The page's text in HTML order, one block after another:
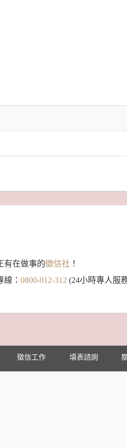
有在做事的徵信社 ！
： 0800-012-312 (24小時專人服
徵信工作 填表諮詢